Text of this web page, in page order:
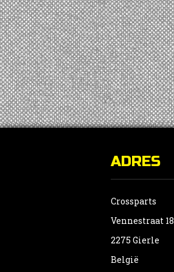
ADRES
Crossparts
Vennestraat 18
2275 Gierle
België